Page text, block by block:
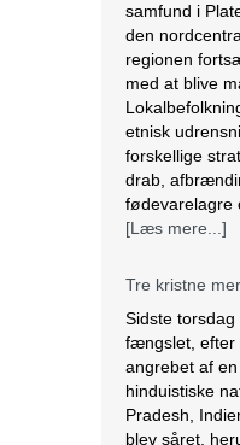
forskellige
drab,
[Læs mere...]
Tre kristne
Sidste torsdag
fængslet, efter
angrebet af en
blev såret,
angrebet
under falske
konvertering.
en pøbel på
[Læs mere...]